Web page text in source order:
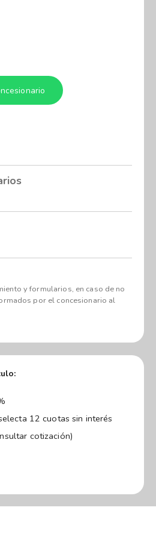
y formularios, en caso de no
por el concesionario al
12 cuotas sin interés
cotización)
de pago. Mejor cotización.